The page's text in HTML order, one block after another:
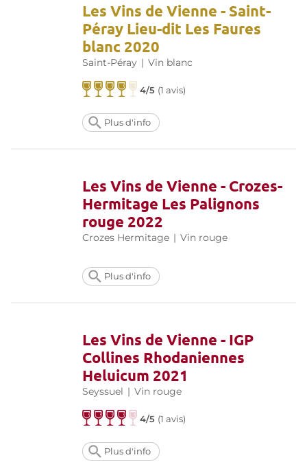
Les Vins de Vienne - Saint-
Péray Lieu-dit Les Faures
blanc 2020
Saint-Péray | Vin blanc
4/5 (1 avis)
Plus d'info
Les Vins de Vienne - Crozes-
Hermitage Les Palignons
rouge 2022
Crozes Hermitage | Vin rouge
Plus d'info
Les Vins de Vienne - IGP
Collines Rhodaniennes
Heluicum 2021
Seyssuel | Vin rouge
4/5 (1 avis)
Plus d'info